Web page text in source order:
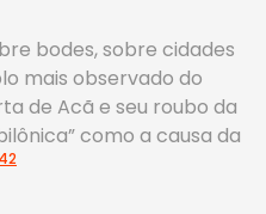
bodes, sobre cidades
mais observado do
de Acã e seu roubo da
como a causa da
42